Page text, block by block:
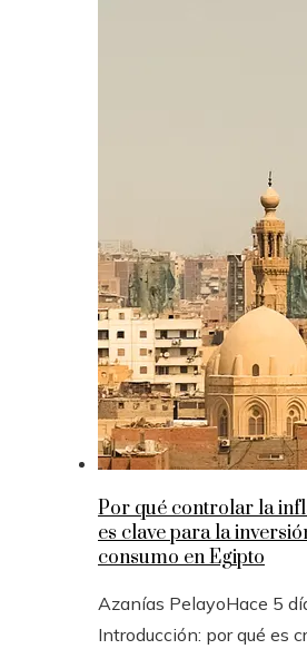
Por qué controlar la
es clave para la
consumo en Egipto
Azanías PelayoHace 5
Introducción: por qué es